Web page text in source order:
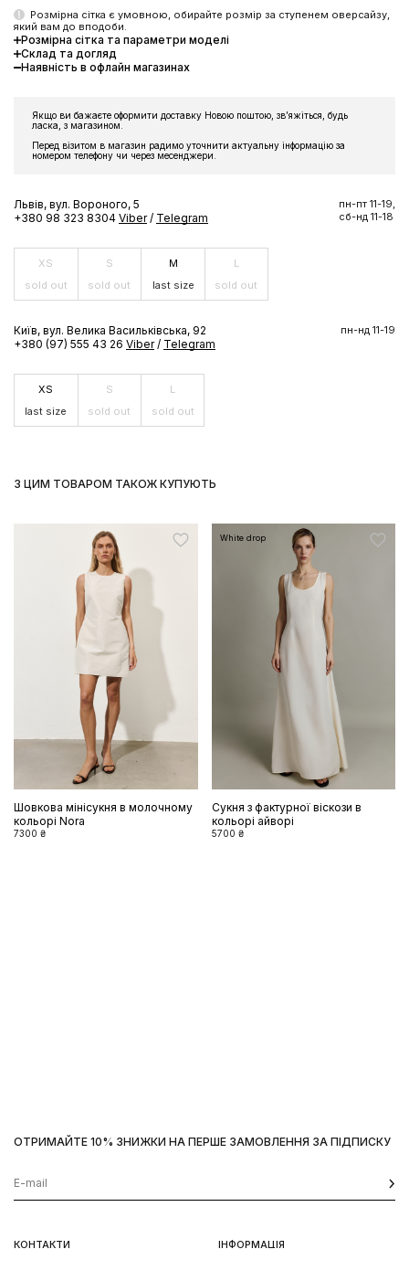
Розмірна сітка є умовною, обирайте розмір за ступенем оверсайзу,
який вам до вподоби.
Розмірна сітка та параметри моделі
Склад та догляд
Наявність в офлайн магазинах
Якщо ви бажаєте оформити доставку Новою поштою, звʼяжіться, будь
ласка, з магазином.
Перед візитом в магазин радимо уточнити актуальну інформацію за
номером телефону чи через месенджери.
Львів, вул. Вороного, 5
+380 98 323 8304 Viber / Telegram
пн-пт 11-19,
сб-нд 11-18
XS
sold out
S
sold out
M
last size
L
sold out
Київ, вул. Велика Васильківська, 92
+380 (97) 555 43 26 Viber / Telegram
пн-нд 11-19
XS
last size
S
sold out
L
sold out
З ЦИМ ТОВАРОМ ТАКОЖ КУПУЮТЬ
Шовкова мінісукня в молочному
кольорі Nora
7300 ₴
White drop
Сукня з фактурної віскози в
кольорі айворі
5700 ₴
КОНТАКТИ ІНФОРМАЦІЯ
ОТРИМАЙТЕ 10% ЗНИЖКИ НА ПЕРШЕ ЗАМОВЛЕННЯ ЗА ПІДПИСКУ